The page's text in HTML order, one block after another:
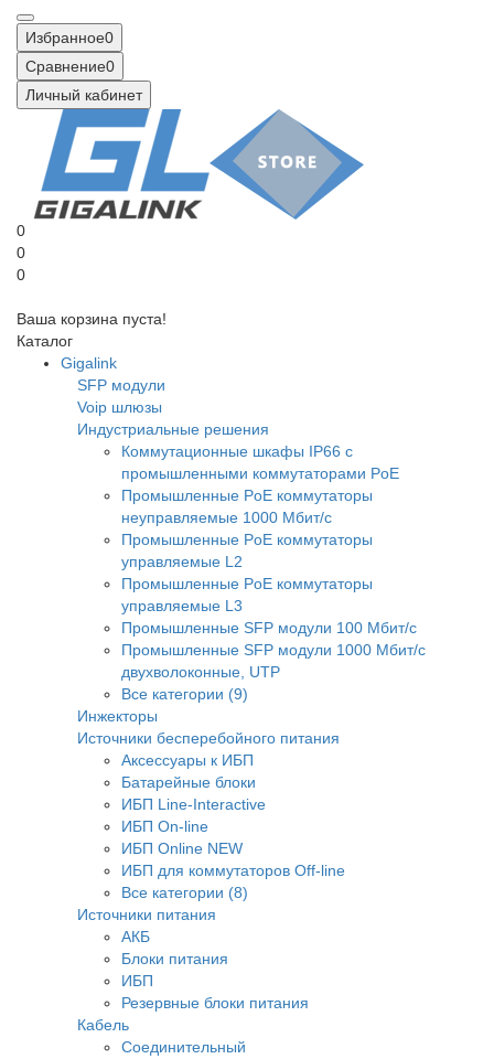
Избранное0
Сравнение0
Личный кабинет
0
0
0
Ваша корзина пуста!
Каталог
Gigalink
SFP модули
Voip шлюзы
Индустриальные решения
Коммутационные шкафы IP66 c
промышленными коммутаторами PoE
Промышленные PoE коммутаторы
неуправляемые 1000 Мбит/с
Промышленные PoE коммутаторы
управляемые L2
Промышленные PoE коммутаторы
управляемые L3
Промышленные SFP модули 100 Мбит/c
Промышленные SFP модули 1000 Мбит/c
двухволоконные, UTP
Все категории (9)
Инжекторы
Источники бесперебойного питания
Аксессуары к ИБП
Батарейные блоки
ИБП Line-Interactive
ИБП On-line
ИБП Online NEW
ИБП для коммутаторов Off-line
Все категории (8)
Источники питания
АКБ
Блоки питания
ИБП
Резервные блоки питания
Кабель
Соединительный